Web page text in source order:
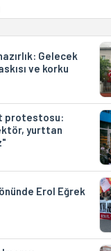
Gelecek
ve korku
protestosu:
yurttan
Erol Eğrek